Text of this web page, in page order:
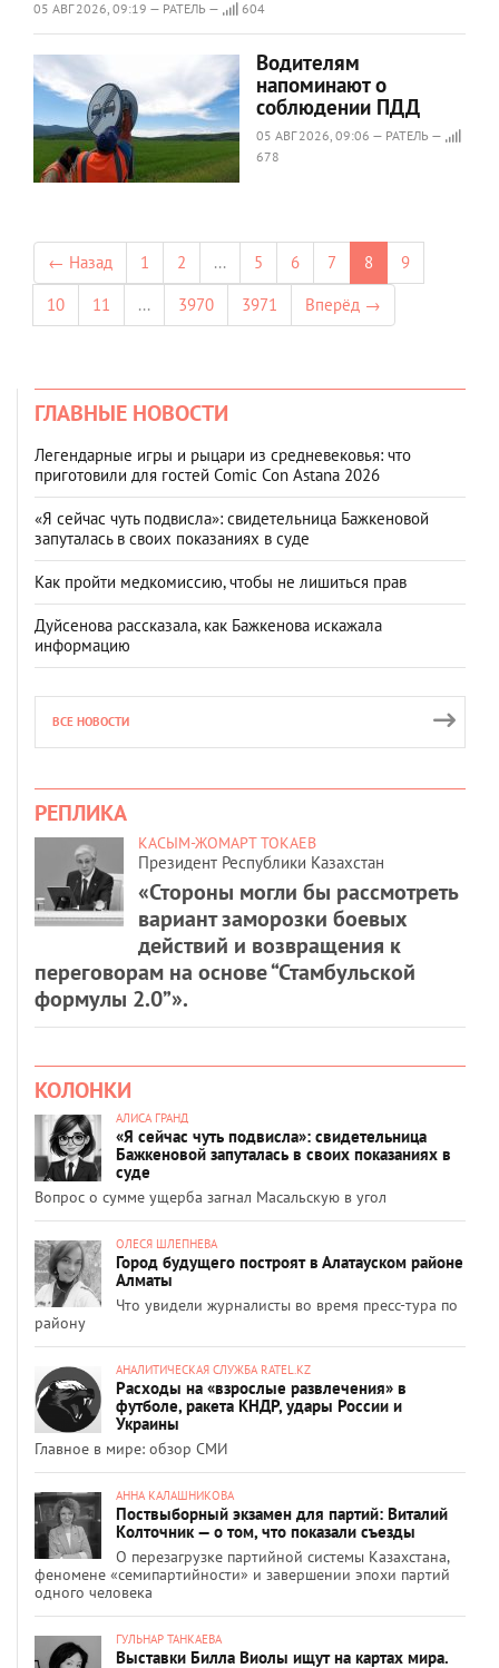
05 АВГ 2026, 09:19 — РАТЕЛЬ — 604
Водителям
напоминают о
соблюдении ПДД
05 АВГ 2026, 09:06 — РАТЕЛЬ —
678
← Назад 1 2 ... 5 6 7 8
9
10
11 ... 3970 3971 Вперёд →
ГЛАВНЫЕ НОВОСТИ
Легендарные игры и рыцари из средневековья: что
приготовили для гостей Comic Con Astana 2026
«Я сейчас чуть подвисла»: свидетельница Бажкеновой
запуталась в своих показаниях в суде
Как пройти медкомиссию, чтобы не лишиться прав
Дуйсенова рассказала, как Бажкенова искажала
информацию
ВСЕ НОВОСТИ
РЕПЛИКА
КАСЫМ-ЖОМАРТ ТОКАЕВ
Президент Республики Казахстан
«Стороны могли бы рассмотреть
вариант заморозки боевых
действий и возвращения к
переговорам на основе “Стамбульской
формулы 2.0”».
КОЛОНКИ
АЛИСА ГРАНД
«Я сейчас чуть подвисла»: свидетельница
Бажкеновой запуталась в своих показаниях в
суде
Вопрос о сумме ущерба загнал Масальскую в угол
ОЛЕСЯ ШЛЕПНЕВА
Город будущего построят в Алатауском районе
Алматы
Что увидели журналисты во время пресс-тура по
району
АНАЛИТИЧЕСКАЯ СЛУЖБА RATEL.KZ
Расходы на «взрослые развлечения» в
футболе, ракета КНДР, удары России и
Украины
Главное в мире: обзор СМИ
АННА КАЛАШНИКОВА
Поствыборный экзамен для партий: Виталий
Колточник — о том, что показали съезды
О перезагрузке партийной системы Казахстана,
феномене «семипартийности» и завершении эпохи партий
одного человека
ГУЛЬНАР ТАНКАЕВА
Выставки Билла Виолы ищут на картах мира.